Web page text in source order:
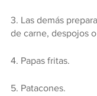
3. Las demás
de carne, despojos
4. Papas fritas.
5. Patacones.